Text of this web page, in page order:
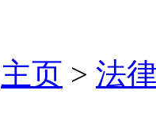
主页 > 法